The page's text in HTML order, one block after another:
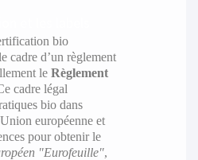
bio
cadre d’un règlement
le Règlement
cadre légal
bio dans
européenne et
pour obtenir le
"Eurofeuille",